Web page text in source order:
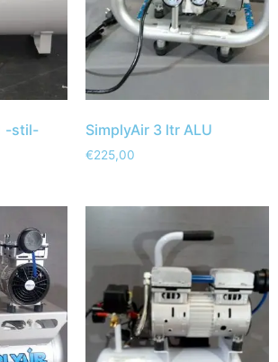
-stil- SimplyAir 3 ltr ALU
€225,00